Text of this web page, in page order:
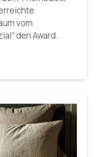
vom
den Award.